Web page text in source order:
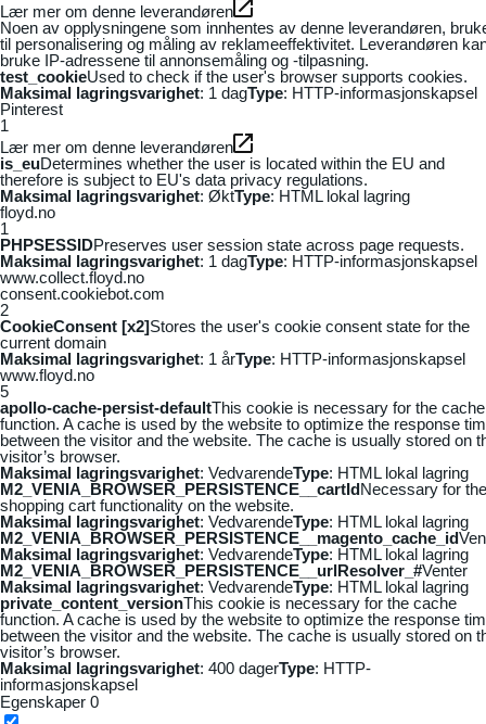
Lær mer om denne leverandøren
Noen av opplysningene som innhentes av denne leverandøren,
til personalisering og måling av reklameeffektivitet. Leverandøren
bruke IP-adressene til annonsemåling og -tilpasning.
test_cookieUsed to check if the user's browser supports cookies.
Maksimal lagringsvarighet: 1 dagType: HTTP-informasjonskapsel
Pinterest
1
Lær mer om denne leverandøren
is_euDetermines whether the user is located within the EU and
therefore is subject to EU's data privacy regulations.
Maksimal lagringsvarighet: ØktType: HTML lokal lagring
floyd.no
1
PHPSESSIDPreserves user session state across page requests.
Maksimal lagringsvarighet: 1 dagType: HTTP-informasjonskapsel
www.collect.floyd.no
consent.cookiebot.com
2
CookieConsent [x2]Stores the user's cookie consent state for the
current domain
Maksimal lagringsvarighet: 1 årType: HTTP-informasjonskapsel
www.floyd.no
5
apollo-cache-persist-defaultThis cookie is necessary for the cache
function. A cache is used by the website to optimize the response
between the visitor and the website. The cache is usually stored on
visitor’s browser.
Maksimal lagringsvarighet: VedvarendeType: HTML lokal lagring
M2_VENIA_BROWSER_PERSISTENCE__cartIdNecessary for the
shopping cart functionality on the website.
Maksimal lagringsvarighet: VedvarendeType: HTML lokal lagring
M2_VENIA_BROWSER_PERSISTENCE__magento_cache_id
Maksimal lagringsvarighet: VedvarendeType: HTML lokal lagring
M2_VENIA_BROWSER_PERSISTENCE__urlResolver_#Venter
Maksimal lagringsvarighet: VedvarendeType: HTML lokal lagring
private_content_versionThis cookie is necessary for the cache
function. A cache is used by the website to optimize the response
between the visitor and the website. The cache is usually stored on
visitor’s browser.
Maksimal lagringsvarighet: 400 dagerType: HTTP-
informasjonskapsel
Egenskaper 0